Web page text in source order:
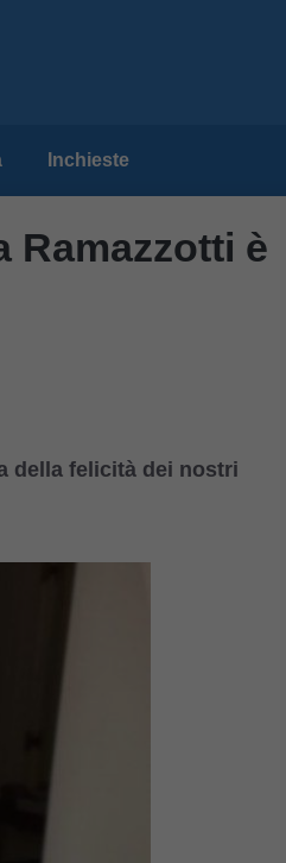
Inchieste
Ramazzotti è
della felicità dei nostri